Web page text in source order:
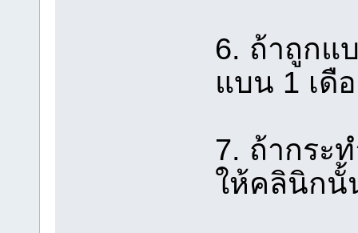
6. ถ้าถูกแ
แบน 1 เดื
7. ถ้ากระ
ให้คลินิกนั้